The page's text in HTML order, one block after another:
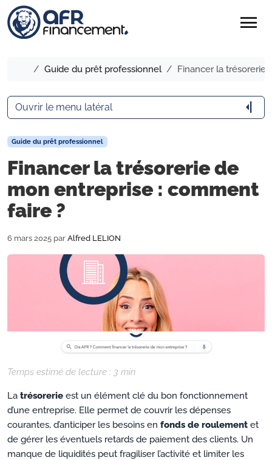
menu
Accueil
Guide du prêt professionnel Financer la trésorerie
Guide du prêt professionnel
Financer la trésorerie de
mon entreprise : comment
faire ?
6 mars 2025 par Alfred LELION
Temps estimé de lecture : 3 min
La trésorerie est un élément clé du bon fonctionnement
d’une entreprise. Elle permet de couvrir les dépenses
courantes, d’anticiper les besoins en fonds de roulement et
de gérer les éventuels retards de paiement des clients. Un
manque de liquidités peut fragiliser l’activité et limiter les
Ouvrir le menu latéral arrow_menu_close